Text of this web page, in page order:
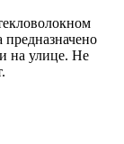
на улице. Не